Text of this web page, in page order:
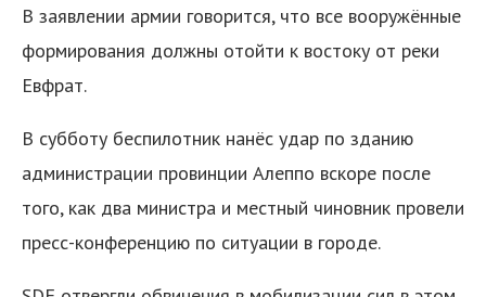
В заявлении армии говорится, что все вооружённые
формирования должны отойти к востоку от реки
Евфрат.
В субботу беспилотник нанёс удар по зданию
администрации провинции Алеппо вскоре после
того, как два министра и местный чиновник провели
пресс-конференцию по ситуации в городе.